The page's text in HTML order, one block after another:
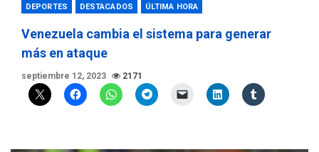
DEPORTES DESTACADOS ÚLTIMA HORA
Venezuela cambia el sistema para generar
más en ataque
septiembre 12, 2023 2171